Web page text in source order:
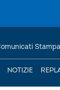
NOTIZIE
Stampa